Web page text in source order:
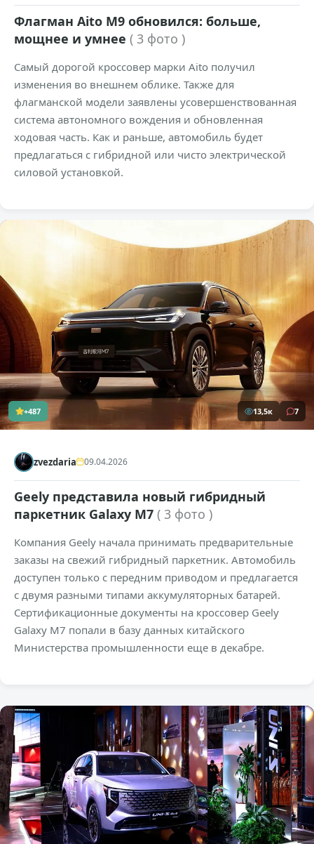
Флагман Aito M9 обновился: больше,
мощнее и умнее ( 3 фото )
Самый дорогой кроссовер марки Aito получил
изменения во внешнем облике. Также для
флагманской модели заявлены усовершенствованная
система автономного вождения и обновленная
ходовая часть. Как и раньше, автомобиль будет
предлагаться с гибридной или чисто электрической
силовой установкой.
+487 13,5к 7
zvezdaria 09.04.2026
Geely представила новый гибридный
паркетник Galaxy M7 ( 3 фото )
Компания Geely начала принимать предварительные
заказы на свежий гибридный паркетник. Автомобиль
доступен только с передним приводом и предлагается
с двумя разными типами аккумуляторных батарей.
Сертификационные документы на кроссовер Geely
Galaxy M7 попали в базу данных китайского
Министерства промышленности еще в декабре.